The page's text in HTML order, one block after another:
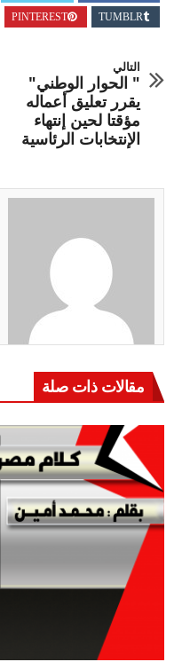
TUMBLR
PINTEREST
التالي
" الحوار الوطني"
يقرر تعليق أعماله
مؤقتا لحين إنتهاء
الإنتخابات الرئاسية
مقالات ذات صلة